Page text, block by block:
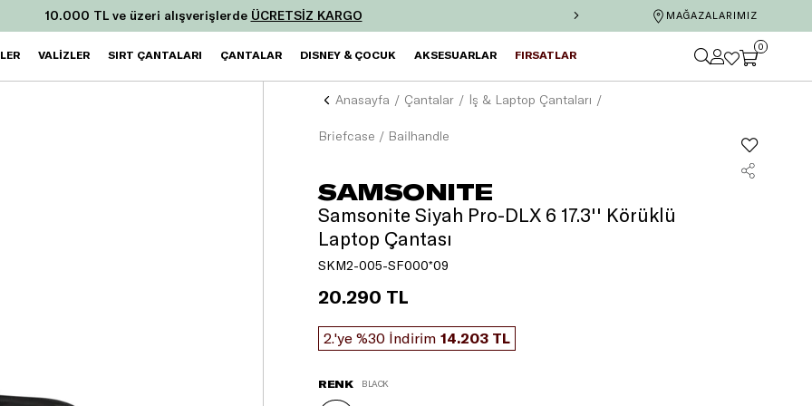
ve tek seferde yapacağınız 25.000 TL ve üzeri ilk alışverişinize Axess’e özel 6 taksit ve
MAĞAZALARIMIZ
VALİZLER SIRT ÇANTALARI ÇANTALAR DISNEY & ÇOCUK AKSESUARLAR FIRSATLAR
0
Anasayfa Çantalar İş & Laptop Çantaları
Briefcase / Bailhandle
SAMSONITE
Samsonite Siyah Pro-DLX 6 17.3'' Körüklü
Laptop Çantası
SKM2-005-SF000*09
20.290 TL
2.'ye %30 İndirim 14.203 TL
RENK BLACK